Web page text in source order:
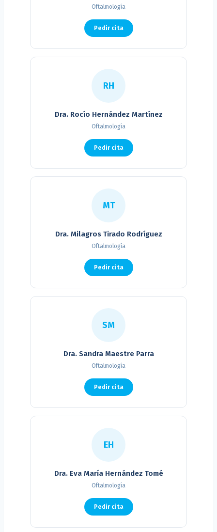
Oftalmología
Pedir cita
RH
Dra. Rocío Hernández Martínez
Oftalmología
Pedir cita
MT
Dra. Milagros Tirado Rodríguez
Oftalmología
Pedir cita
SM
Dra. Sandra Maestre Parra
Oftalmología
Pedir cita
EH
Dra. Eva María Hernández Tomé
Oftalmología
Pedir cita